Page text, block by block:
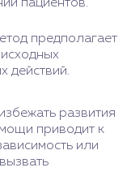
пациентов.
предполагает
действий.
развития
приводит к
или